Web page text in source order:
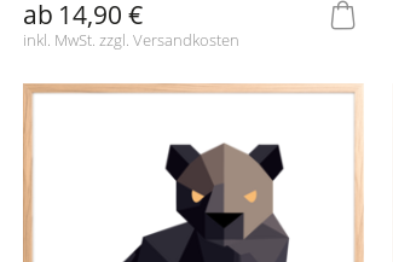
ab 14,90 €
inkl. MwSt. zzgl. Versandkosten